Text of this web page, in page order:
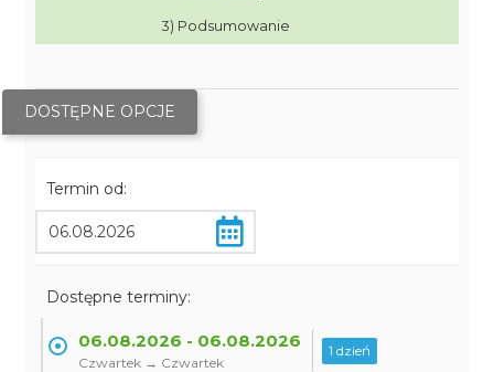
3) Podsumowanie
DOSTĘPNE OPCJE
Termin od:
Dostępne terminy:
06.08.2026 - 06.08.2026
Czwartek → Czwartek
1 dzień